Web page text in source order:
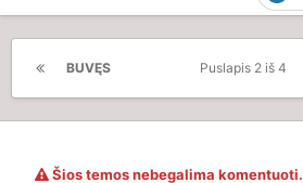
BUVĘS Puslapis 2 iš 4
Šios temos nebegalima komentuoti.